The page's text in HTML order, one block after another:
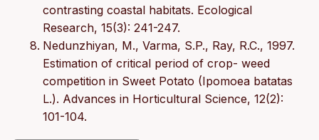
contrasting coastal habitats. Ecological
Research, 15(3): 241-247.
Nedunzhiyan, M., Varma, S.P., Ray, R.C., 1997.
Estimation of critical period of crop- weed
competition in Sweet Potato (Ipomoea batatas
L.). Advances in Horticultural Science, 12(2):
101-104.